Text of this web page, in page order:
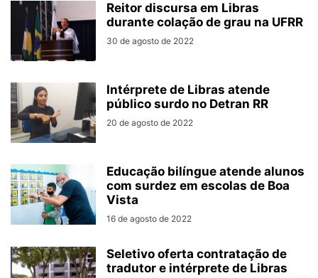
Reitor discursa em Libras
durante colação de grau na UFRR
30 de agosto de 2022
Intérprete de Libras atende
público surdo no Detran RR
20 de agosto de 2022
Educação bilíngue atende alunos
com surdez em escolas de Boa
Vista
16 de agosto de 2022
Seletivo oferta contratação de
tradutor e intérprete de Libras